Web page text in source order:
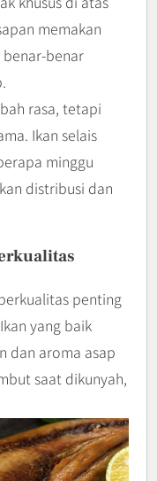
memakan
benar
rasa, tetapi
Ikan selais
minggu
distribusi dan
penting
yang baik
dan aroma asap
saat dikunyah,